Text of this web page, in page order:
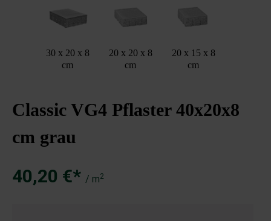
30 x 20 x 8
cm
20 x 20 x 8
cm
20 x 15 x 8
cm
Classic VG4 Pflaster 40x20x8
cm grau
40,20 €* / m2